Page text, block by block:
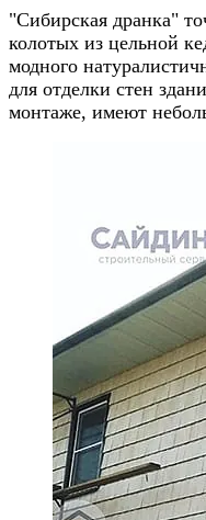
"Сибирская дранка"
колотых из цельной
модного
для отделки стен
монтаже, имеют